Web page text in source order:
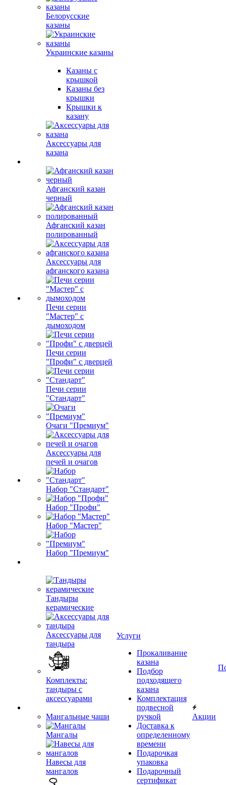
Белорусские
казаны
Украинские казаны
Казаны с
крышкой
Казаны без
крышки
Крышки к
казану
Аксессуары для
казана
Афганский казан
черный
Афганский казан
полированный
Аксессуары для
афганского казана
Печи серии
"Мастер" с
дымоходом
Печи серии
"Профи" с дверцей
Печи серии
"Стандарт"
Очаги "Премиум"
Аксессуары для
печей и очагов
Набор "Стандарт"
Набор "Профи"
Набор "Мастер"
Набор "Премиум"
Тандыры
керамические
Аксессуары для
тандыра
Комплекты:
тандыры с
аксессуарами
Мангальные чаши
Мангалы
Навесы для
мангалов
Услуги
Прокаливание
казана
Подбор
подходящего
казана
Комплектация
подвесной
ручкой
Доставка к
определенному
времени
Подарочкая
упаковка
Подарочный
сертификат
Акции